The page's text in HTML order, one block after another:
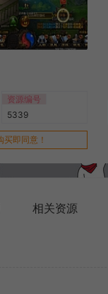
资源编号
5339
即同意！
相关资源